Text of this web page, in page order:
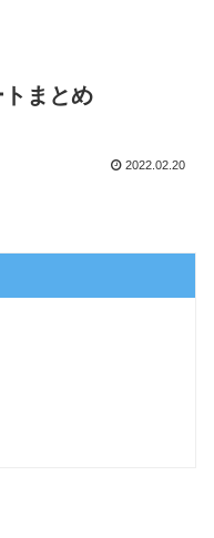
トまとめ
2022.02.20